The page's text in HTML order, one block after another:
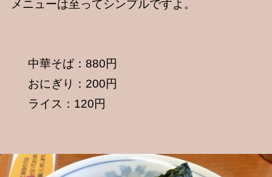
メニューは至ってシンプルですよ。
中華そば：880円
おにぎり：200円
ライス：120円